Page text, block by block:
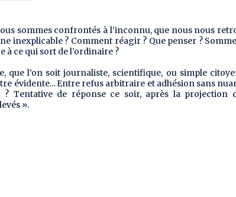
sommes confrontés à l’inconnu, que nous nous
inexplicable ? Comment réagir ? Que penser ?
à ce qui sort de l’ordinaire ?
que l’on soit journaliste, scientifique, ou simple
évidente... Entre refus arbitraire et adhésion sans
Tentative de réponse ce soir, après la projection
».